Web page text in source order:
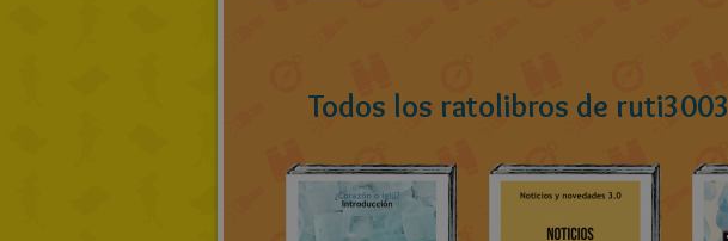
Todos los ratolibros de ruti3003